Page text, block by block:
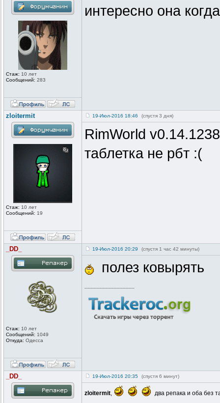
Стаж: 10 лет
Сообщений: 283
интересно она
zloitermit
Стаж: 10 лет
Сообщений: 19
19-Июл-2016 18:46 (спустя 3 дня)
RimWorld
таблетка не рбт :(
_DD_
Стаж: 10 лет
Сообщений: 1049
Откуда: Одесса
19-Июл-2016 20:29 (спустя 1 час 42 минуты)
полез ковырять
_DD_ 19-Июл-2016 20:35 (спустя 6 минут)
zloitermit, два репака и оба без